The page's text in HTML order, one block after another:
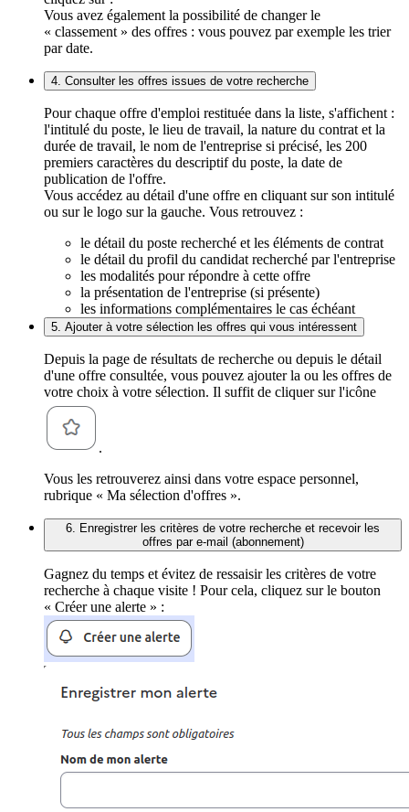
Vous avez également la possibilité de changer le
« classement » des offres : vous pouvez par exemple les trier
par date.
4. Consulter les offres issues de votre recherche
Pour chaque offre d'emploi restituée dans la liste, s'affichent :
l'intitulé du poste, le lieu de travail, la nature du contrat et la
durée de travail, le nom de l'entreprise si précisé, les 200
premiers caractères du descriptif du poste, la date de
publication de l'offre.
Vous accédez au détail d'une offre en cliquant sur son intitulé
ou sur le logo sur la gauche. Vous retrouvez :
le détail du poste recherché et les éléments de contrat
le détail du profil du candidat recherché par l'entreprise
les modalités pour répondre à cette offre
la présentation de l'entreprise (si présente)
les informations complémentaires le cas échéant
5. Ajouter à votre sélection les offres qui vous intéressent
Depuis la page de résultats de recherche ou depuis le détail
d'une offre consultée, vous pouvez ajouter la ou les offres de
votre choix à votre sélection. Il suffit de cliquer sur l'icône
.
Vous les retrouverez ainsi dans votre espace personnel,
rubrique « Ma sélection d'offres ».
6. Enregistrer les critères de votre recherche et recevoir les
offres par e-mail (abonnement)
Gagnez du temps et évitez de ressaisir les critères de votre
recherche à chaque visite ! Pour cela, cliquez sur le bouton
« Créer une alerte » :